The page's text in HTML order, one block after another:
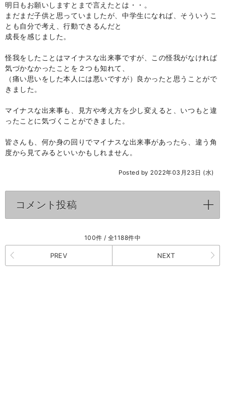
明日もお願いしますとまで言えたとは・・。
まだまだ子供と思っていましたが、中学生になれば、そういうこ
とも自分で考え、行動できるんだと
成長を感じました。
怪我をしたことはマイナスな出来事ですが、この怪我がなければ
気づかなかったことを２つも知れて、
（痛い思いをした本人には悪いですが）良かったと思うことがで
きました。
マイナスな出来事も、見方や考え方を少し変えると、いつもと違
ったことに気づくことができました。
皆さんも、何か身の回りでマイナスな出来事があったら、違う角
度から見てみるといいかもしれません。
Posted by 2022年03月23日 (水)
コメント投稿
100件 / 全1188件中
PREV NEXT